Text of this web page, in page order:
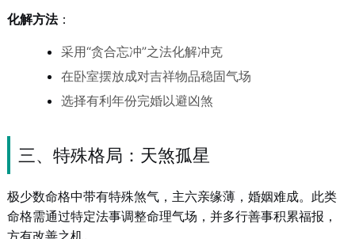
化解方法：
采用“贪合忘冲”之法化解冲克
在卧室摆放成对吉祥物品稳固气场
选择有利年份完婚以避凶煞
三、特殊格局：天煞孤星
极少数命格中带有特殊煞气，主六亲缘薄，婚姻难成。此类
命格需通过特定法事调整命理气场，并多行善事积累福报，
方有改善之机。